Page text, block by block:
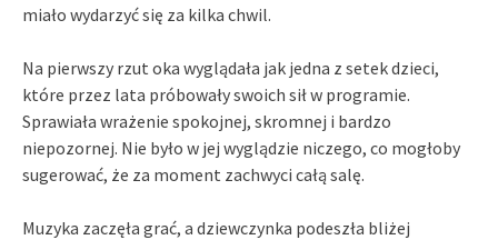
miało wydarzyć się za kilka chwil.
Na pierwszy rzut oka wyglądała jak jedna z setek dzieci,
które przez lata próbowały swoich sił w programie.
Sprawiała wrażenie spokojnej, skromnej i bardzo
niepozornej. Nie było w jej wyglądzie niczego, co mogłoby
sugerować, że za moment zachwyci całą salę.
Muzyka zaczęła grać, a dziewczynka podeszła bliżej